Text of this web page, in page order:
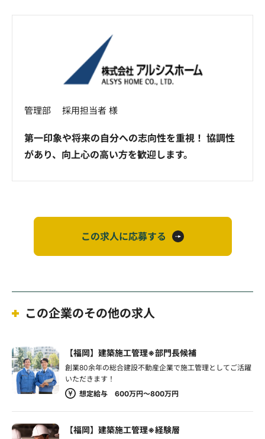
管理部 採用担当者 様
第一印象や将来の自分への志向性を重視！ 協調性
があり、向上心の高い方を歓迎します。
この求人に応募する
この企業のその他の求人
【福岡】建築施工管理※部門長候補
創業80余年の総合建設不動産企業で施工管理としてご活躍
いただきます！
想定給与 600万円～800万円
【福岡】建築施工管理※経験層